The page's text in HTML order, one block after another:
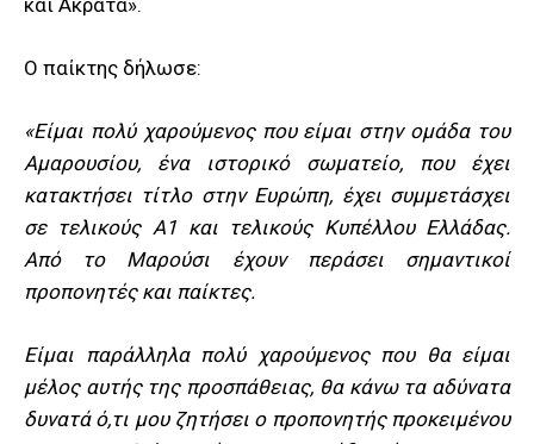
και Ακράτα».
Ο παίκτης δήλωσε:
«Είμαι πολύ χαρούμενος που είμαι στην ομάδα του
Αμαρουσίου, ένα ιστορικό σωματείο, που έχει
κατακτήσει τίτλο στην Ευρώπη, έχει συμμετάσχει
σε τελικούς Α1 και τελικούς Κυπέλλου Ελλάδας.
Από το Μαρούσι έχουν περάσει σημαντικοί
προπονητές και παίκτες.
Είμαι παράλληλα πολύ χαρούμενος που θα είμαι
μέλος αυτής της προσπάθειας, θα κάνω τα αδύνατα
δυνατά ό,τι μου ζητήσει ο προπονητής προκειμένου